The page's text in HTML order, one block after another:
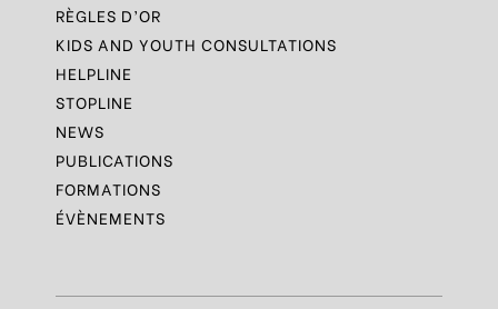
RÈGLES D’OR
KIDS AND YOUTH CONSULTATIONS
HELPLINE
STOPLINE
NEWS
PUBLICATIONS
FORMATIONS
ÉVÈNEMENTS